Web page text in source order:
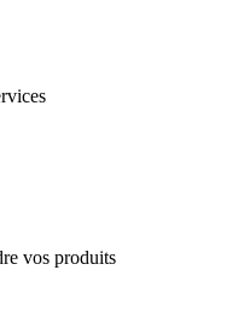
vos produits